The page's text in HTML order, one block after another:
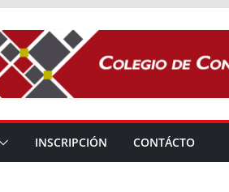
INSCRIPCIÓN CONTÁCTO